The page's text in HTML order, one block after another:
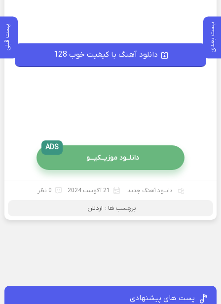
پست بعدی پست قبلی
دانلود آهنگ با کیفیت خوب 128
دانلــود موزیــکیـــو
ADS
دانلود آهنگ جدید 21 آگوست 2024 0 نظر
برچسب ها : اردلان
پست های پیشنهادی